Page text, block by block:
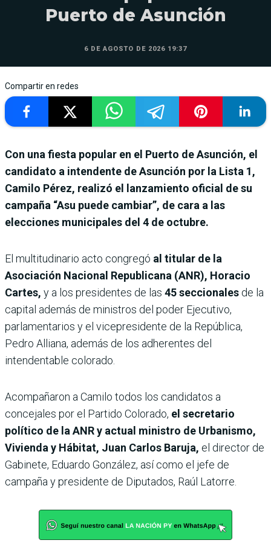
Puerto de Asunción
6 DE AGOSTO DE 2026 19:37
Compartir en redes
Con una fiesta popular en el Puerto de Asunción, el
candidato a intendente de Asunción por la Lista 1,
Camilo Pérez, realizó el lanzamiento oficial de su
campaña “Asu puede cambiar”, de cara a las
elecciones municipales del 4 de octubre.
El multitudinario acto congregó al titular de la
Asociación Nacional Republicana (ANR), Horacio
Cartes, y a los presidentes de las 45 seccionales de la
capital además de ministros del poder Ejecutivo,
parlamentarios y el vicepresidente de la República,
Pedro Alliana, además de los adherentes del
intendentable colorado.
Acompañaron a Camilo todos los candidatos a
concejales por el Partido Colorado, el secretario
político de la ANR y actual ministro de Urbanismo,
Vivienda y Hábitat, Juan Carlos Baruja, el director de
Gabinete, Eduardo González, así como el jefe de
campaña y presidente de Diputados, Raúl Latorre.